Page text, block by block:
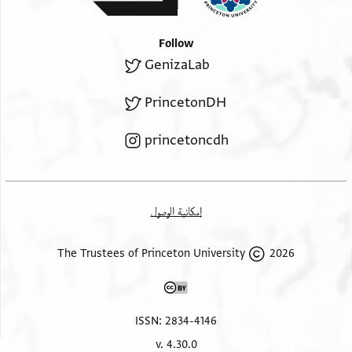
עאדתך מע כל מסתחק
Follow
GenizaLab
PrincetonDH
princetoncdh
إمكانية الوصول
2026 The Trustees of Princeton University
ISSN: 2834-4146
v. 4.30.0